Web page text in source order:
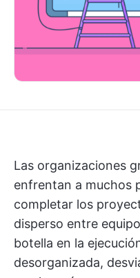
Las organizaciones
enfrentan a muchos
completar los
disperso entre
botella en la
desorganizada,